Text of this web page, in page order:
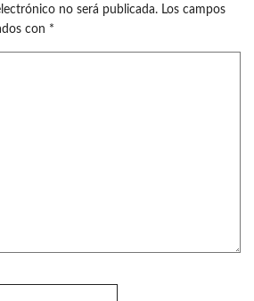
no será publicada. Los campos
con *